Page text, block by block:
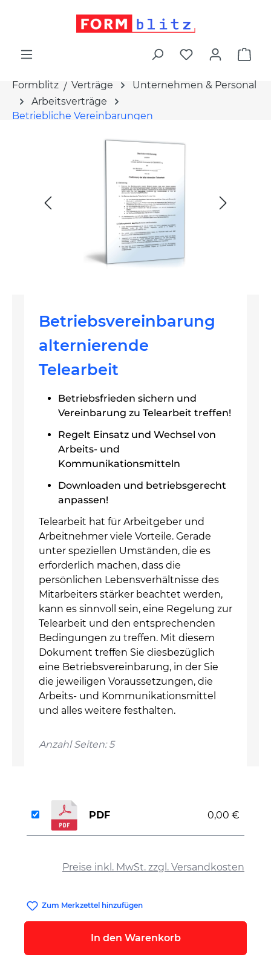
Formblitz Verträge
Unternehmen & Personal
Arbeitsverträge
Betriebliche Vereinbarungen
Betriebsvereinbarung
alternierende
Telearbeit
Betriebsfrieden sichern und
Vereinbarung zu Telearbeit treffen!
Regelt Einsatz und Wechsel von
Arbeits- und
Kommunikationsmitteln
Downloaden und betriebsgerecht
anpassen!
Telearbeit hat für Arbeitgeber und
Arbeitnehmer viele Vorteile. Gerade
unter speziellen Umständen, die es
erforderlich machen, dass die
persönlichen Lebensverhältnisse des
Mitarbeiters stärker beachtet werden,
kann es sinnvoll sein, eine Regelung zur
Telearbeit und den entsprechenden
Bedingungen zu treffen. Mit diesem
Dokument treffen Sie diesbezüglich
eine Betriebsvereinbarung, in der Sie
die jeweiligen Voraussetzungen, die
Arbeits- und Kommunikationsmittel
und alles weitere festhalten.
Anzahl Seiten: 5
Preise inkl. MwSt. zzgl. Versandkosten
PDF 0,00 €
Zum Merkzettel hinzufügen
In den Warenkorb